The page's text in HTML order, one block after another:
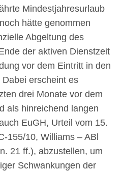
Mindestjahresurlaub
hätte genommen
Abgeltung des
der aktiven Dienstzeit
vor dem Eintritt in den
erscheint es
drei Monate vor dem
als hinreichend langen
EuGH, Urteil vom 15.
155/10, Williams – ABl
21 ff.), abzustellen, um
Schwankungen der